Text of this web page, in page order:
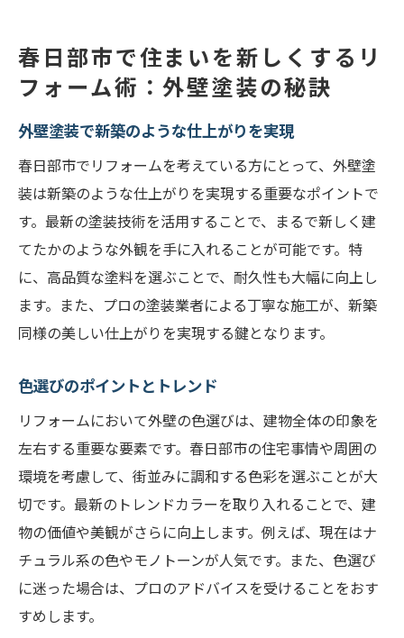
春日部市で住まいを新しくするリ
フォーム術：外壁塗装の秘訣
外壁塗装で新築のような仕上がりを実現
春日部市でリフォームを考えている方にとって、外壁塗
装は新築のような仕上がりを実現する重要なポイントで
す。最新の塗装技術を活用することで、まるで新しく建
てたかのような外観を手に入れることが可能です。特
に、高品質な塗料を選ぶことで、耐久性も大幅に向上し
ます。また、プロの塗装業者による丁寧な施工が、新築
同様の美しい仕上がりを実現する鍵となります。
色選びのポイントとトレンド
リフォームにおいて外壁の色選びは、建物全体の印象を
左右する重要な要素です。春日部市の住宅事情や周囲の
環境を考慮して、街並みに調和する色彩を選ぶことが大
切です。最新のトレンドカラーを取り入れることで、建
物の価値や美観がさらに向上します。例えば、現在はナ
チュラル系の色やモノトーンが人気です。また、色選び
に迷った場合は、プロのアドバイスを受けることをおす
すめします。